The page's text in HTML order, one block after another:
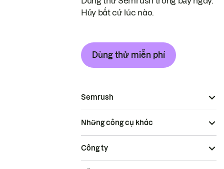
Hủy bất cứ lúc nào.
Dùng thử miễn phí
Semrush
Những công cụ khác
Công ty